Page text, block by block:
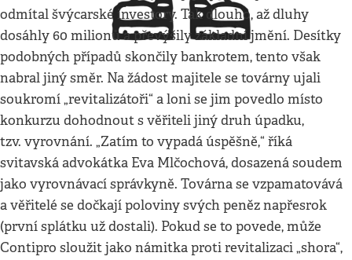
odmítal švýcarské investory. Tak dlouho, až dluhy
dosáhly 60 milionů a převýšily základní jmění. Desítky
podobných případů skončily bankrotem, tento však
nabral jiný směr. Na žádost majitele se továrny ujali
soukromí „revitalizátoři“ a loni se jim povedlo místo
konkurzu dohodnout s věřiteli jiný druh úpadku,
tzv. vyrovnání. „Zatím to vypadá úspěšně,“ říká
svitavská advokátka Eva Mlčochová, dosazená soudem
jako vyrovnávací správkyně. Továrna se vzpamatovává
a věřitelé se dočkají poloviny svých peněz napřesrok
(první splátku už dostali). Pokud se to povede, může
Contipro sloužit jako námitka proti revitalizaci „shora“,